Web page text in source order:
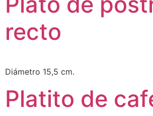
recto
Diámetro 15,5 cm.
Platito de